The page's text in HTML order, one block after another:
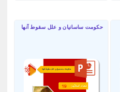
حکومت ساسانیان و علل سقوط آنها